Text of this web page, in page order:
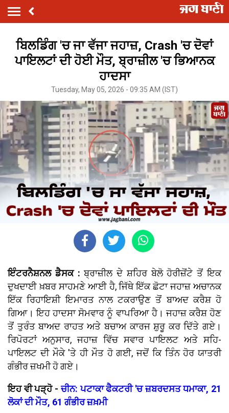
ਬਿਲਡਿੰਗ 'ਚ ਜਾ ਵੱਜਾ ਜਹਾਜ਼, Crash 'ਚ ਦੋਵਾਂ
ਪਾਇਲਟਾਂ ਦੀ ਹੋਈ ਮੌਤ, ਬ੍ਰਾਜ਼ੀਲ 'ਚ ਭਿਆਨਕ
ਹਾਦਸਾ
Tuesday, May 05, 2026 - 09:35 AM (IST)
ਇੰਟਰਨੈਸ਼ਨਲ ਡੈਸਕ :ਬ੍ਰਾਜ਼ੀਲ ਦੇ ਸ਼ਹਿਰ ਬੇਲੋ ਹੋਰੀਜ਼ੋਂਟੇ ਤੋਂ ਇਕ
ਦੁਖਦਾਈ ਖ਼ਬਰ ਸਾਹਮਣੇ ਆਈ ਹੈ, ਜਿੱਥੇ ਇੱਕ ਛੋਟਾ ਜਹਾਜ਼ ਅਚਾਨਕ
ਇੱਕ ਰਿਹਾਇਸ਼ੀ ਇਮਾਰਤ ਨਾਲ ਟਕਰਾਉਣ ਤੋਂ ਬਾਅਦ ਕਰੈਸ਼ ਹੋ
ਗਿਆ। ਇਹ ਹਾਦਸਾ ਸੋਮਵਾਰ ਨੂੰ ਵਾਪਰਿਆ ਹੈ। ਜਹਾਜ਼ ਕਰੈਸ਼ ਹੋਣ
ਤੋਂ ਤੁਰੰਤ ਬਾਅਦ ਰਾਹਤ ਅਤੇ ਬਚਾਅ ਕਾਰਜ ਸ਼ੁਰੂ ਕਰ ਦਿੱਤੇ ਗਏ।
ਰਿਪੋਰਟਾਂ ਅਨੁਸਾਰ, ਜਹਾਜ਼ ਵਿੱਚ ਸਵਾਰ ਪਾਇਲਟ ਅਤੇ ਸਹਿ-
ਪਾਇਲਟ ਦੀ ਮੌਕੇ 'ਤੇ ਹੀ ਮੌਤ ਹੋ ਗਈ, ਜਦੋਂ ਕਿ ਤਿੰਨ ਹੋਰ ਯਾਤਰੀ
ਗੰਭੀਰ ਜ਼ਖਮੀ ਹੋ ਗਏ।
ਇਹ ਵੀ ਪੜ੍ਹੋ -ਚੀਨ: ਪਟਾਕਾ ਫੈਕਟਰੀ 'ਚ ਜ਼ਬਰਦਸਤ ਧਮਾਕਾ, 21
ਲੋਕਾਂ ਦੀ ਮੌਤ, 61 ਗੰਭੀਰ ਜ਼ਖ਼ਮੀ